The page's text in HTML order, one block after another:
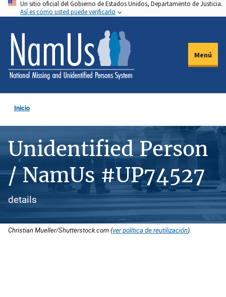
Pasar
al
contenido
principal
Un sitio oficial del Gobierno de Estados Unidos, Departamento de Justicia.
Así es como usted puede verificarlo
Menú
Inicio
Unidentified Person
/ NamUs #UP74527
details
Christian Mueller/Shutterstock.com (ver política de reutilización).